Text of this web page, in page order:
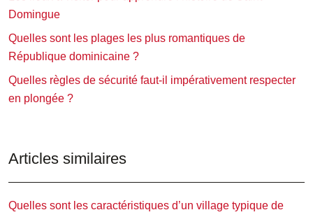
Domingue
Quelles sont les plages les plus romantiques de
République dominicaine ?
Quelles règles de sécurité faut-il impérativement respecter
en plongée ?
Articles similaires
Quelles sont les caractéristiques d’un village typique de